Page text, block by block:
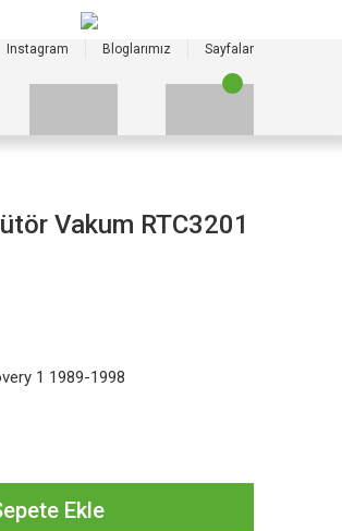
Instagram Bloglarımız Sayfalar
Vakum RTC3201
1 1989-1998
Ekle